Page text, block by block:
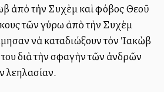
ἀπὸ τὴν Συχὲμ καὶ φόβος Θεοῦ
τῶν γύρω ἀπὸ τὴν Συχὲμ
νὰ καταδιώξουν τὸν Ἰακὼβ
διὰ τὴν σφαγὴν τῶν ἀνδρῶν
λεηλασίαν.